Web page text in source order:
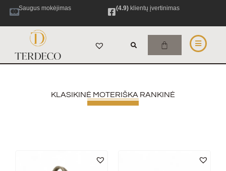
Saugus mokėjimas (4.9)klientų įvertinimas
KLASIKINĖ MOTERIŠKA RANKINĖ